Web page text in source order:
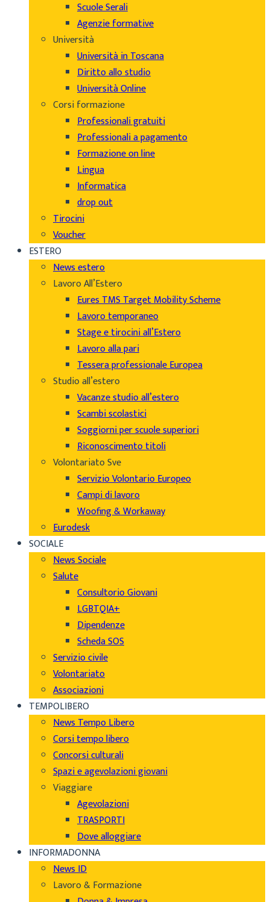
Scuole Serali
Agenzie formative
Università
Università in Toscana
Diritto allo studio
Università Online
Corsi formazione
Professionali gratuiti
Professionali a pagamento
Formazione on line
Lingua
Informatica
drop out
Tirocini
Voucher
ESTERO
News estero
Lavoro All’Estero
Eures TMS Target Mobility Scheme
Lavoro temporaneo
Stage e tirocini all’Estero
Lavoro alla pari
Tessera professionale Europea
Studio all’estero
Vacanze studio all’estero
Scambi scolastici
Soggiorni per scuole superiori
Riconoscimento titoli
Volontariato Sve
Servizio Volontario Europeo
Campi di lavoro
Woofing & Workaway
Eurodesk
SOCIALE
News Sociale
Salute
Consultorio Giovani
LGBTQIA+
Dipendenze
Scheda SOS
Servizio civile
Volontariato
Associazioni
TEMPOLIBERO
News Tempo Libero
Corsi tempo libero
Concorsi culturali
Spazi e agevolazioni giovani
Viaggiare
Agevolazioni
TRASPORTI
Dove alloggiare
INFORMADONNA
News ID
Lavoro & Formazione